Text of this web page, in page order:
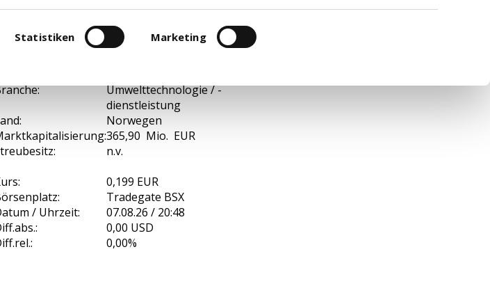
. Dort können Sie Ihre
Statistiken
Marketing
ISIN:
NO0010081235
Umwelttechnologie / -
dienstleistung
Norwegen
365,90 Mio. EUR
n.v.
0,199 EUR
Tradegate BSX
/ Uhrzeit:
07.08.26 / 20:48
0,00 USD
0,00%